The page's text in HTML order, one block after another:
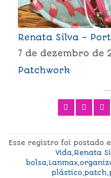
Renata Silva –
7 de dezembro de
Patchwork
Esse registro foi postado
Vida,Renata
bolsa,Lanmax,
plástico,patch,